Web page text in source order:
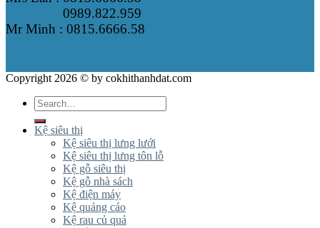
0989.822.959
Mr Minh : 0815.6666.58
Copyright 2026 © by cokhithanhdat.com
Search
for:
Kệ siêu thị
Kệ siêu thị lưng lưới
Kệ siêu thị lưng tôn lỗ
Kệ gỗ siêu thị
Kệ gỗ nhà sách
Kệ điện máy
Kệ quảng cáo
Kệ rau củ quả